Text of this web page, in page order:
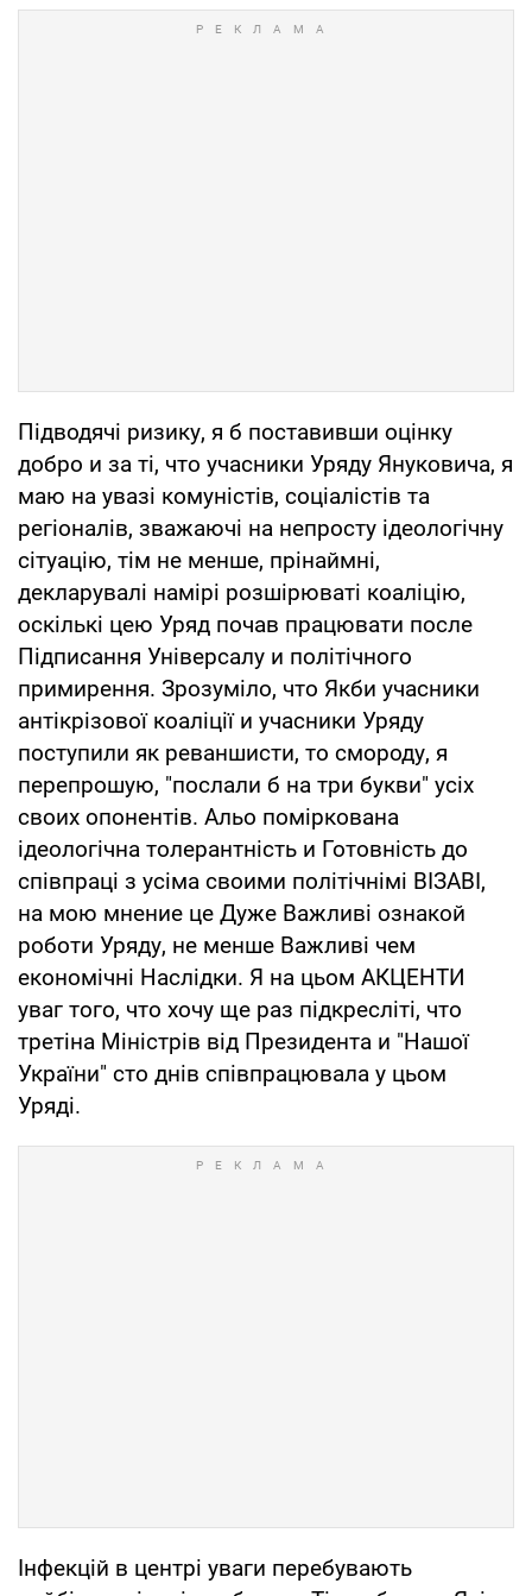
Підводячі ризику, я б поставивши оцінку
добро и за ті, что учасники Уряду Януковича, я
маю на увазі комуністів, соціалістів та
регіоналів, зважаючі на непросту ідеологічну
сітуацію, тім не менше, прінаймні,
декларувалі намірі розшірюваті коаліцію,
оскількі цею Уряд почав працювати после
Підписання Універсалу и політічного
примирення. Зрозуміло, что Якби учасники
антікрізової коаліції и учасники Уряду
поступили як реваншисти, то смороду, я
перепрошую, "послали б на три букви" усіх
своих опонентів. Альо поміркована
ідеологічна толерантність и Готовність до
співпраці з усіма своими політічнімі ВІЗАВІ,
на мою мнение це Дуже Важливі ознакой
роботи Уряду, не менше Важливі чем
економічні Наслідки. Я на цьом АКЦЕНТИ
уваг того, что хочу ще раз підкресліті, что
третіна Міністрів від Президента и "Нашої
України" сто днів співпрацювала у цьом
Уряді.
Інфекцій в центрі уваги перебувають